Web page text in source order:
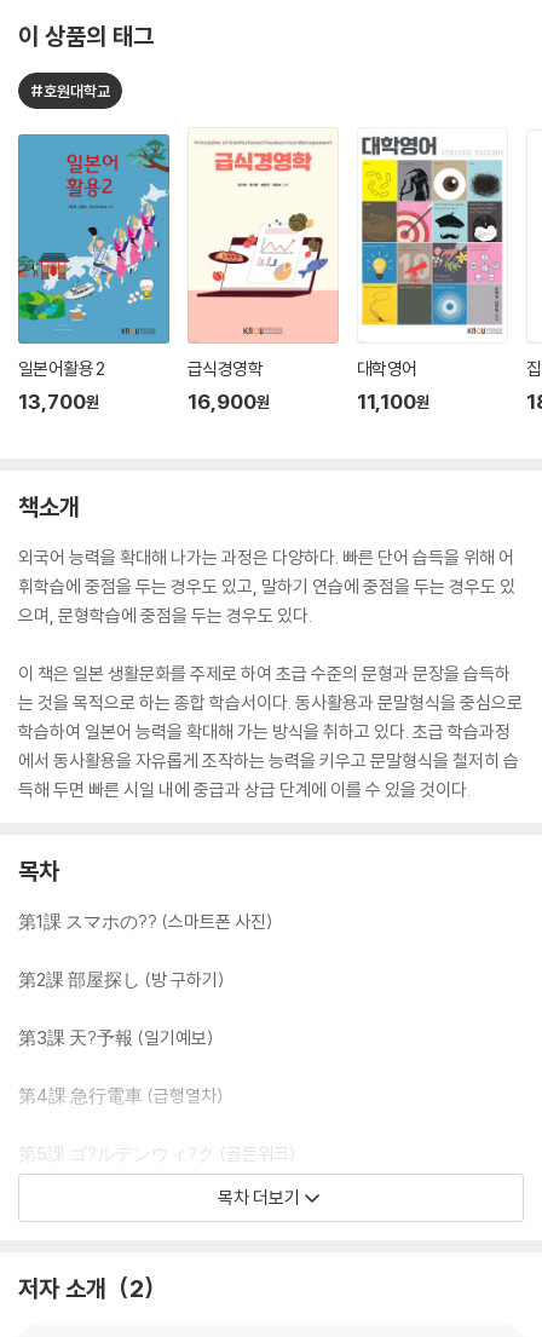
이 상품의 태그
#호원대학교
일본어활용 2
13,700원
급식경영학
16,900원
대학영어
11,100원
책소개
외국어 능력을 확대해 나가는 과정은 다양하다. 빠른 단어 습득을 위해 어
휘학습에 중점을 두는 경우도 있고, 말하기 연습에 중점을 두는 경우도 있
으며, 문형학습에 중점을 두는 경우도 있다.
이 책은 일본 생활문화를 주제로 하여 초급 수준의 문형과 문장을 습득하
는 것을 목적으로 하는 종합 학습서이다. 동사활용과 문말형식을 중심으로
학습하여 일본어 능력을 확대해 가는 방식을 취하고 있다. 초급 학습과정
에서 동사활용을 자유롭게 조작하는 능력을 키우고 문말형식을 철저히 습
득해 두면 빠른 시일 내에 중급과 상급 단계에 이를 수 있을 것이다.
목차
第1課 スマホの?? (스마트폰 사진)
第2課 部屋探し (방 구하기)
第3課 天?予報 (일기예보)
第4課 急行電車 (급행열차)
第5課 ゴ?ルデンウィ?ク (골든위크)
목차 더보기
저자 소개 2